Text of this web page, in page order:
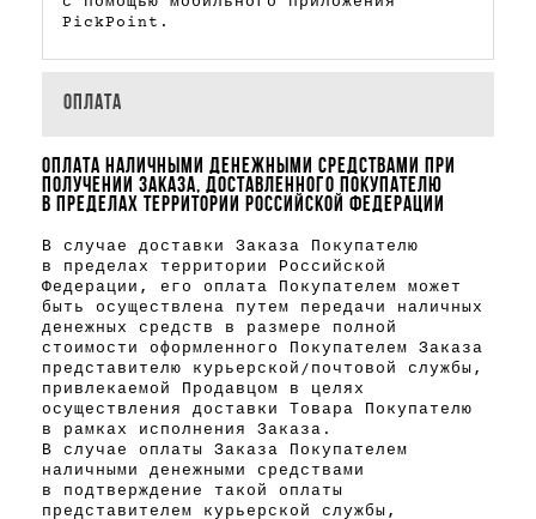
PickPoint.
ОПЛАТА
ОПЛАТА НАЛИЧНЫМИ ДЕНЕЖНЫМИ СРЕДСТВАМИ ПРИ
ПОЛУЧЕНИИ ЗАКАЗА, ДОСТАВЛЕННОГО ПОКУПАТЕЛЮ
В ПРЕДЕЛАХ ТЕРРИТОРИИ РОССИЙСКОЙ ФЕДЕРАЦИИ
В случае доставки Заказа Покупателю
в пределах территории Российской
Федерации, его оплата Покупателем может
быть осуществлена путем передачи наличных
денежных средств в размере полной
стоимости оформленного Покупателем Заказа
представителю курьерской/почтовой службы,
привлекаемой Продавцом в целях
осуществления доставки Товара Покупателю
в рамках исполнения Заказа.
В случае оплаты Заказа Покупателем
наличными денежными средствами
в подтверждение такой оплаты
представителем курьерской службы,